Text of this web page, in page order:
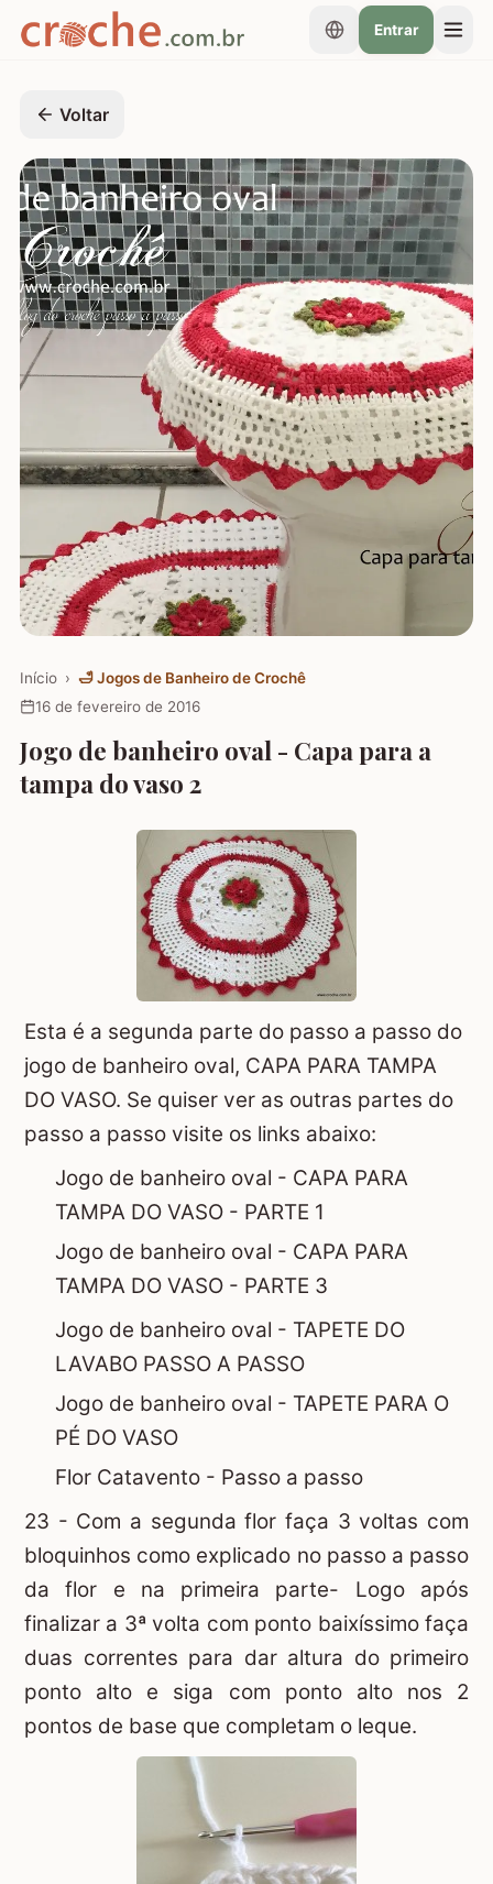
Entrar
Voltar
Início › 🛁 Jogos de Banheiro de Crochê
16 de fevereiro de 2016
Jogo de banheiro oval - Capa para a
tampa do vaso 2
Esta é a segunda parte do passo a passo do
jogo de banheiro oval, CAPA PARA TAMPA
DO VASO. Se quiser ver as outras partes do
passo a passo visite os links abaixo:
Jogo de banheiro oval - CAPA PARA
TAMPA DO VASO - PARTE 1
Jogo de banheiro oval - CAPA PARA
TAMPA DO VASO - PARTE 3
Jogo de banheiro oval - TAPETE DO
LAVABO PASSO A PASSO
Jogo de banheiro oval - TAPETE PARA O
PÉ DO VASO
Flor Catavento - Passo a passo
23 - Com a segunda flor faça 3 voltas com
bloquinhos como explicado no passo a passo
da flor e na primeira parte- Logo após
finalizar a 3ª volta com ponto baixíssimo faça
duas correntes para dar altura do primeiro
ponto alto e siga com ponto alto nos 2
pontos de base que completam o leque.